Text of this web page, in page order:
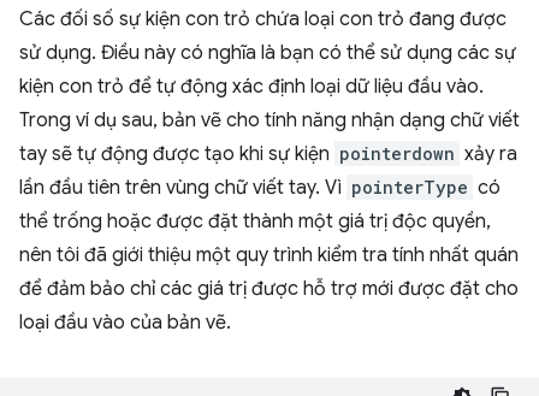
Các đối số sự kiện con trỏ chứa loại con trỏ đang được
sử dụng. Điều này có nghĩa là bạn có thể sử dụng các sự
kiện con trỏ để tự động xác định loại dữ liệu đầu vào.
Trong ví dụ sau, bản vẽ cho tính năng nhận dạng chữ viết
tay sẽ tự động được tạo khi sự kiện pointerdown xảy ra
lần đầu tiên trên vùng chữ viết tay. Vì pointerType có
thể trống hoặc được đặt thành một giá trị độc quyền,
nên tôi đã giới thiệu một quy trình kiểm tra tính nhất quán
để đảm bảo chỉ các giá trị được hỗ trợ mới được đặt cho
loại đầu vào của bản vẽ.